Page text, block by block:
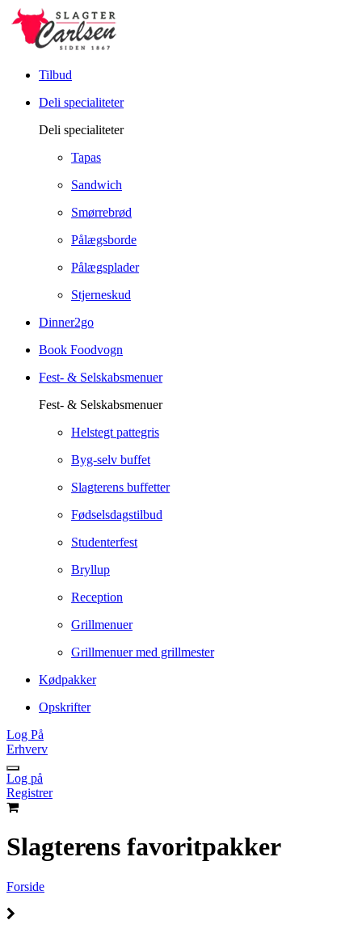
Tilbud
Deli specialiteter
Deli specialiteter
Tapas
Sandwich
Smørrebrød
Pålægsborde
Pålægsplader
Stjerneskud
Dinner2go
Book Foodvogn
Fest- & Selskabsmenuer
Fest- & Selskabsmenuer
Helstegt pattegris
Byg-selv buffet
Slagterens buffetter
Fødselsdagstilbud
Studenterfest
Bryllup
Reception
Grillmenuer
Grillmenuer med grillmester
Kødpakker
Opskrifter
Log På
Erhverv
Log på
Registrer
Slagterens favoritpakker
Forside